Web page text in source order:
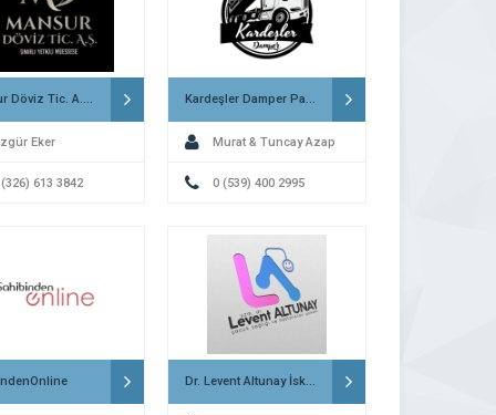
Mansur Döviz Tic. A.Ş. İskenderun
Eker
613 3842
Kardeşler Damper Payas
Murat & Tuncay Azap
0 (539) 400 2995
Dr. Levent Altunay İskenderun